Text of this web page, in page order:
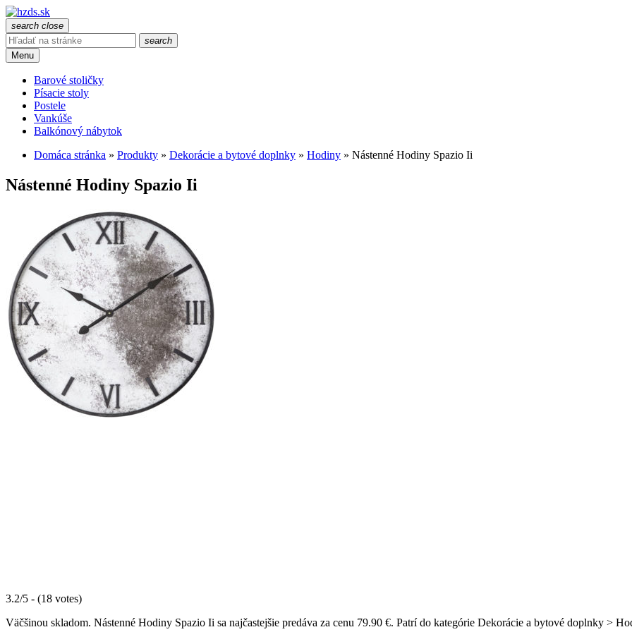
search close
search
Menu
Barové stoličky
Písacie stoly
Postele
Vankúše
Balkónový nábytok
Domáca stránka » Produkty » Dekorácie a bytové doplnky » Hodiny » Nástenné Hodiny Spazio Ii
Nástenné Hodiny Spazio Ii
3.2/5 - (18 votes)
Väčšinou skladom. Nástenné Hodiny Spazio Ii sa najčastejšie predáva za cenu 79.90 €. Patrí do kategórie Dekorácie a bytové doplnky >